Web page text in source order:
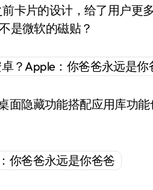
卡片的设计，给了用户更
是微软的磁贴？
面隐藏功能搭配应用库功